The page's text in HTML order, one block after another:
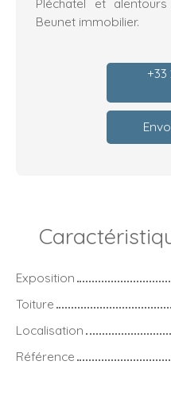
Beunet immobilier.
+33
Exposition
Toiture
Localisation
Référence